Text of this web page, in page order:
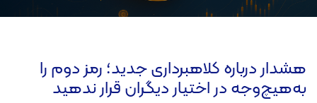
هشدار درباره کلاهبرداری جدید؛ رمز دوم را
به‌هیچ‌وجه در اختیار دیگران قرار ندهید